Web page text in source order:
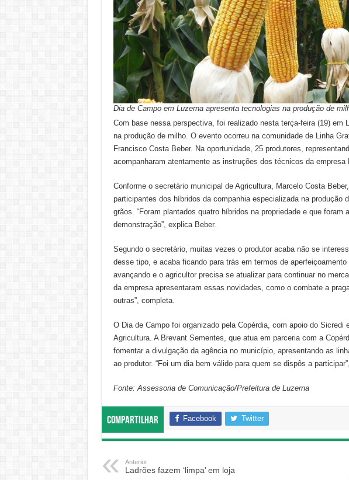
Dia de Campo em Luzerna apresenta tecnologias na produção de
Com base nessa perspectiva, foi realizado nesta terça-feira (19) em
na produção de milho. O evento ocorreu na comunidade de Linha
Francisco Costa Beber. Na oportunidade, 25 produtores,
acompanharam atentamente as instruções dos técnicos da empresa
Conforme o secretário municipal de Agricultura, Marcelo Costa
participantes dos híbridos da companhia especializada na produção
grãos. “Foram plantados quatro híbridos na propriedade e que foram
demonstração”, explica Beber.
Segundo o secretário, muitas vezes o produtor acaba não se
desse tipo, e acaba ficando para trás em termos de
avançando e o agricultor precisa se atualizar para continuar no
da empresa apresentaram essas novidades, como o combate a
outras”, completa.
O Dia de Campo foi organizado pela Copérdia, com apoio do Sicredi
Agricultura. A Brevant Sementes, que atua em parceria com a
fomentar a divulgação da agência no município, apresentando as
ao produtor. “Foi um dia bem válido para quem se dispôs a
Fonte: Assessoria de Comunicação/Prefeitura de Luzerna
Compartilhar Facebook Twitter
Anterior
Ladrões fazem ‘limpa’ em loja